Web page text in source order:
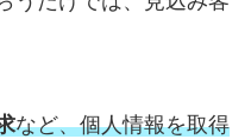
など、個人情報を取得